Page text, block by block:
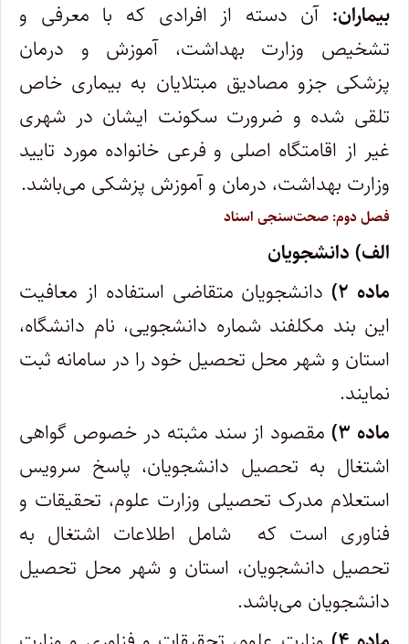
بیماران: آن دسته از افرادی که با معرفی و
تشخیص وزارت بهداشت، آموزش و درمان
پزشکی جزو مصادیق مبتلایان به بیماری خاص
تلقی شده و ضرورت سکونت ایشان در شهری
غیر از اقامتگاه اصلی و فرعی خانواده مورد تایید
وزارت بهداشت، درمان و آموزش پزشکی می‌باشد.
فصل دوم: صحت‌سنجی اسناد
الف) دانشجویان
ماده ۲)
دانشجویان متقاضی استفاده از معافیت
این بند مکلفند شماره دانشجویی، نام دانشگاه،
استان و شهر محل تحصیل خود را در سامانه ثبت
نمایند.
ماده ۳)
مقصود از سند مثبته در خصوص گواهی
اشتغال به تحصیل دانشجویان، پاسخ سرویس
استعلام مدرک تحصیلی وزارت علوم، تحقیقات و
فناوری است که شامل اطلاعات اشتغال به
تحصیل دانشجویان، استان و شهر محل تحصیل
دانشجویان می‌باشد.